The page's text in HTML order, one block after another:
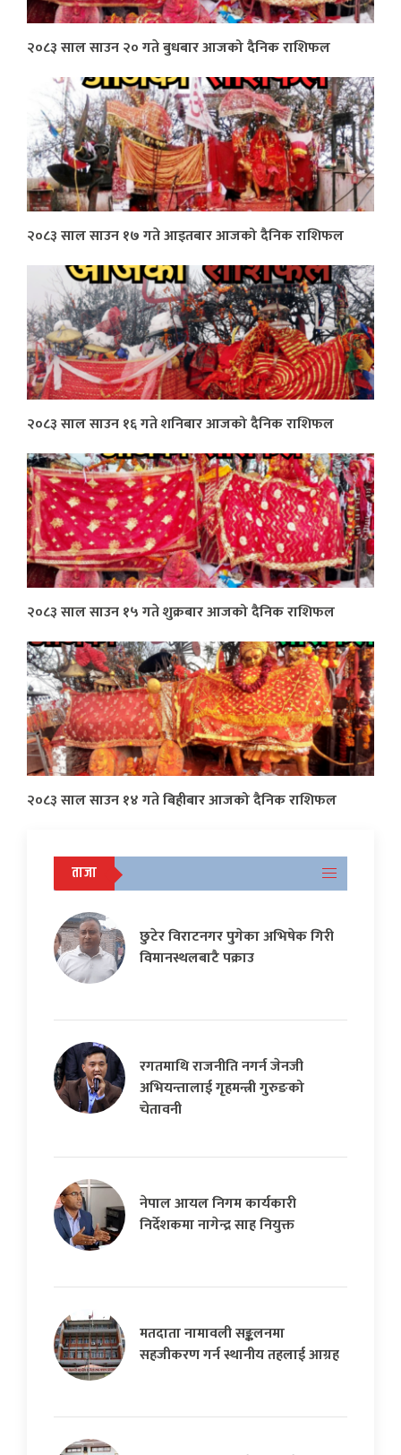
२०८३ साल साउन २० गते बुधबार आजको दैनिक राशिफल
२०८३ साल साउन १७ गते आइतबार आजको दैनिक राशिफल
२०८३ साल साउन १६ गते शनिबार आजको दैनिक राशिफल
२०८३ साल साउन १५ गते शुक्रबार आजको दैनिक राशिफल
२०८३ साल साउन १४ गते बिहीबार आजको दैनिक राशिफल
ताजा
छुटेर विराटनगर पुगेका अभिषेक गिरी
विमानस्थलबाटै पक्राउ
रगतमाथि राजनीति नगर्न जेनजी
अभियन्तालाई गृहमन्त्री गुरुङको
चेतावनी
नेपाल आयल निगम कार्यकारी
निर्देशकमा नागेन्द्र साह नियुक्त
मतदाता नामावली सङ्कलनमा
सहजीकरण गर्न स्थानीय तहलाई आग्रह